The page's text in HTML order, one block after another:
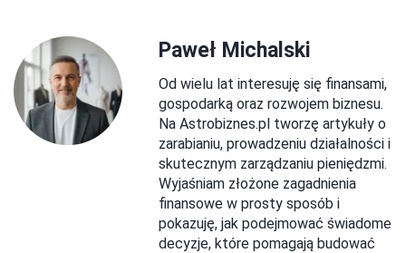
Paweł Michalski
Od wielu lat interesuję się finansami,
gospodarką oraz rozwojem biznesu.
Na Astrobiznes.pl tworzę artykuły o
zarabianiu, prowadzeniu działalności i
skutecznym zarządzaniu pieniędzmi.
Wyjaśniam złożone zagadnienia
finansowe w prosty sposób i
pokazuję, jak podejmować świadome
decyzje, które pomagają budować